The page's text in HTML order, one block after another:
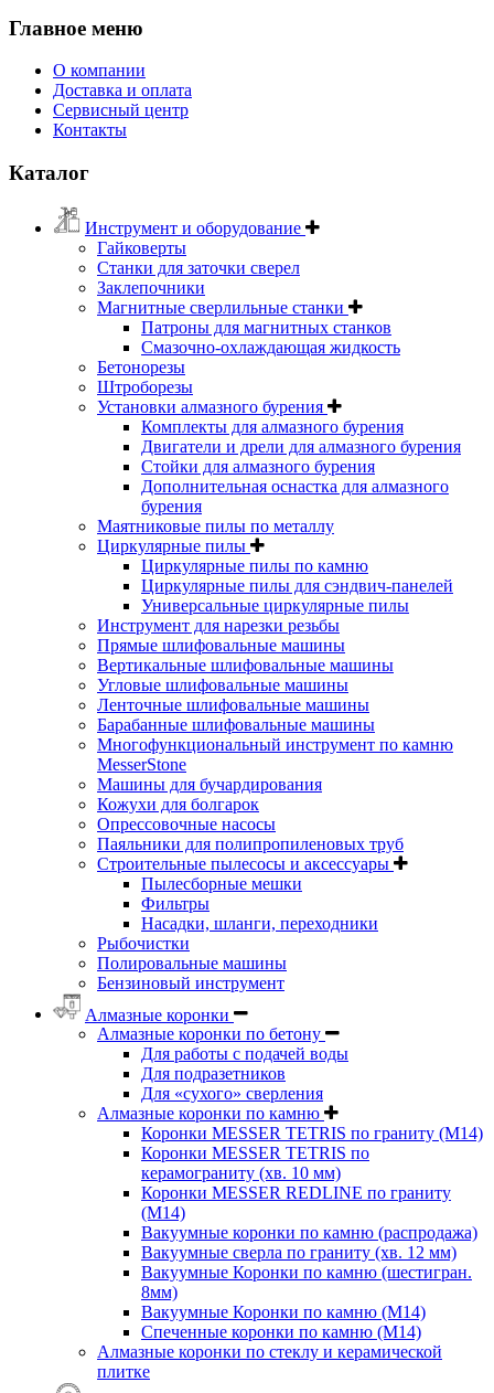
Главное меню
О компании
Доставка и оплата
Сервисный центр
Контакты
Каталог
Инструмент и оборудование
Гайковерты
Станки для заточки сверел
Заклепочники
Магнитные сверлильные станки
Патроны для магнитных станков
Смазочно-охлаждающая жидкость
Бетонорезы
Штроборезы
Установки алмазного бурения
Комплекты для алмазного бурения
Двигатели и дрели для алмазного бурения
Стойки для алмазного бурения
Дополнительная оснастка для алмазного
бурения
Маятниковые пилы по металлу
Циркулярные пилы
Циркулярные пилы по камню
Циркулярные пилы для сэндвич-панелей
Универсальные циркулярные пилы
Инструмент для нарезки резьбы
Прямые шлифовальные машины
Вертикальные шлифовальные машины
Угловые шлифовальные машины
Ленточные шлифовальные машины
Барабанные шлифовальные машины
Многофункциональный инструмент по камню
MesserStone
Машины для бучардирования
Кожухи для болгарок
Опрессовочные насосы
Паяльники для полипропиленовых труб
Строительные пылесосы и аксессуары
Пылесборные мешки
Фильтры
Насадки, шланги, переходники
Рыбочистки
Полировальные машины
Бензиновый инструмент
Алмазные коронки
Алмазные коронки по бетону
Для работы с подачей воды
Для подразетников
Для «сухого» сверления
Алмазные коронки по камню
Коронки MESSER TETRIS по граниту (М14)
Коронки MESSER TETRIS по
керамограниту (хв. 10 мм)
Коронки MESSER REDLINE по граниту
(М14)
Вакуумные коронки по камню (распродажа)
Вакуумные сверла по граниту (хв. 12 мм)
Вакуумные Коронки по камню (шестигран.
8мм)
Вакуумные Коронки по камню (M14)
Спеченные коронки по камню (M14)
Алмазные коронки по стеклу и керамической
плитке